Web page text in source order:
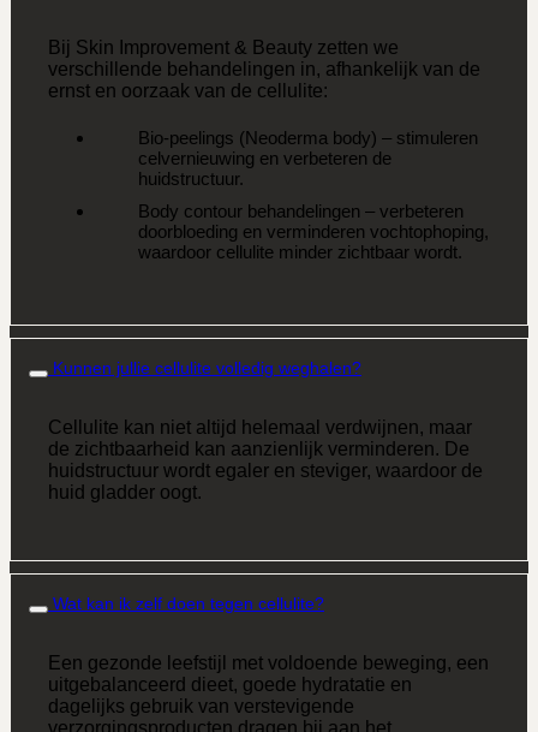
Bij Skin Improvement & Beauty zetten we
verschillende behandelingen in, afhankelijk van de
ernst en oorzaak van de cellulite:
Bio-peelings (Neoderma body) – stimuleren
celvernieuwing en verbeteren de
huidstructuur.
Body contour behandelingen – verbeteren
doorbloeding en verminderen vochtophoping,
waardoor cellulite minder zichtbaar wordt.
Kunnen jullie cellulite volledig weghalen?
Cellulite kan niet altijd helemaal verdwijnen, maar
de zichtbaarheid kan aanzienlijk verminderen. De
huidstructuur wordt egaler en steviger, waardoor de
huid gladder oogt.
Wat kan ik zelf doen tegen cellulite?
Een gezonde leefstijl met voldoende beweging, een
uitgebalanceerd dieet, goede hydratatie en
dagelijks gebruik van verstevigende
verzorgingsproducten dragen bij aan het